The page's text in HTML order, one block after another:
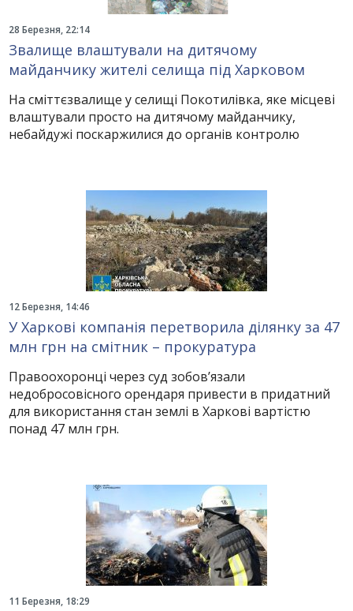
28 Березня, 22:14
Звалище влаштували на дитячому
майданчику жителі селища під Харковом
На сміттєзвалище у селищі Покотилівка, яке місцеві
влаштували просто на дитячому майданчику,
небайдужі поскаржилися до органів контролю
12 Березня, 14:46
У Харкові компанія перетворила ділянку за 47
млн грн на смітник – прокуратура
Правоохоронці через суд зобов’язали
недобросовісного орендаря привести в придатний
для використання стан землі в Харкові вартістю
понад 47 млн грн.
11 Березня, 18:29